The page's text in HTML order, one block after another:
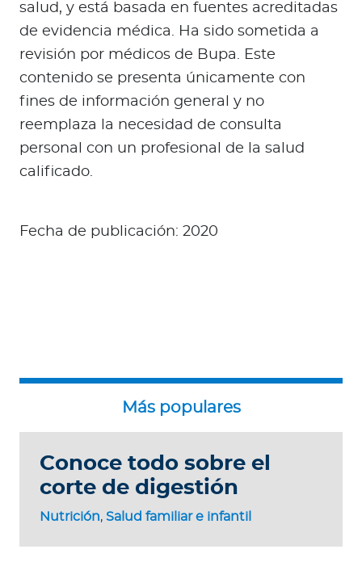
salud, y está basada en fuentes acreditadas
de evidencia médica. Ha sido sometida a
revisión por médicos de Bupa. Este
contenido se presenta únicamente con
fines de información general y no
reemplaza la necesidad de consulta
personal con un profesional de la salud
calificado.
Fecha de publicación: 2020
Nutrición, Salud familiar e infantil
Conoce todo sobre el
corte de digestión